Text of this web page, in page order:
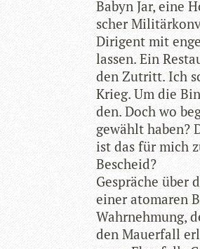
Babyn Jar, eine
scher
Diri­gent mit
las­sen. Ein
den Zutritt. Ich
Krieg. Um die
den. Doch wo
gewählt haben?
ist das für mich
Bescheid?
Gesprä­che über
einer ato­ma­ren
Wahr­neh­mung,
den Mau­er­fall